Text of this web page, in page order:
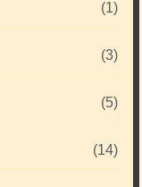
(1)
(3)
(5)
(14)